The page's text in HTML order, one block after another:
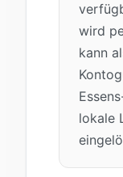
wird
kann
lokale